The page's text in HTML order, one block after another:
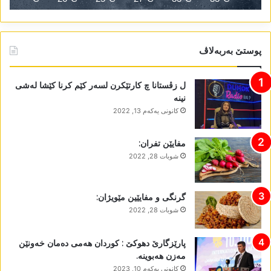
پوستێ بەربەلاڤ
ل زڤستانا چ کارتێکرن لسەر کێم کرنا کێشا لەشی
نینە
كانونی یه‌كه‌م 13, 2022
مفایێن تفران:
شوبات 28, 2022
گرنگی و مفایێین مێویژان:
شوبات 28, 2022
پارێزگارێ دھوکێ : کوردان ھەمی دەمان خەونێن
مەزن ھەبوینە.
كانونی یه‌كه‌م 10, 2023